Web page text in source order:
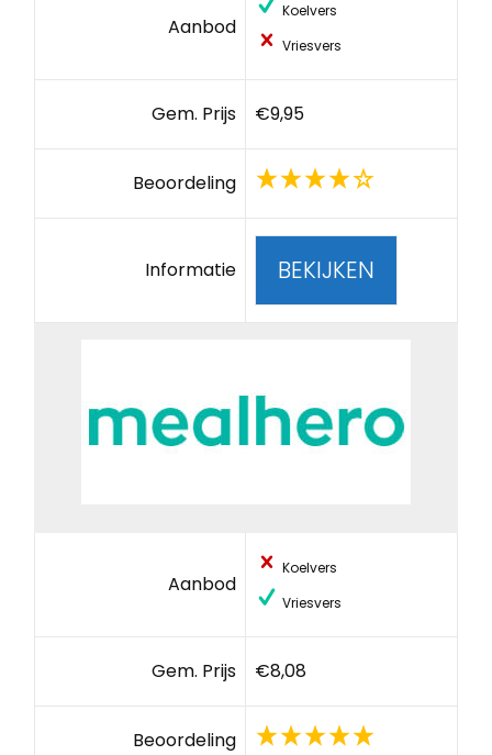
Aanbod
Koelvers
Vriesvers
Gem. Prijs €9,95
Beoordeling
Informatie BEKIJKEN
Aanbod
Koelvers
Vriesvers
Gem. Prijs €8,08
Beoordeling